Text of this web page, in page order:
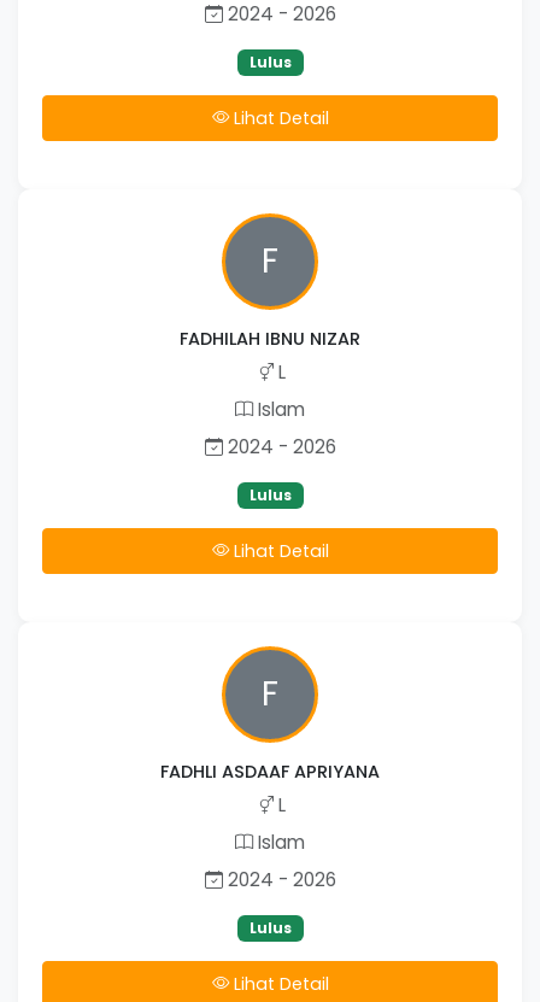
2024 - 2026
Lulus
Lihat Detail
F
FADHILAH IBNU NIZAR
L
Islam
2024 - 2026
Lulus
Lihat Detail
F
FADHLI ASDAAF APRIYANA
L
Islam
2024 - 2026
Lulus
Lihat Detail